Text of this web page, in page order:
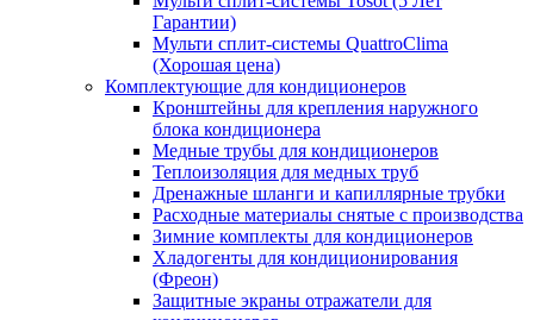
Гарантии)
Мульти сплит-системы QuattroClima
(Хорошая цена)
Комплектующие для кондиционеров
Кронштейны для крепления наружного
блока кондиционера
Медные трубы для кондиционеров
Теплоизоляция для медных труб
Дренажные шланги и капиллярные трубки
Расходные материалы снятые с производства
Зимние комплекты для кондиционеров
Хладогенты для кондиционирования
(Фреон)
Защитные экраны отражатели для